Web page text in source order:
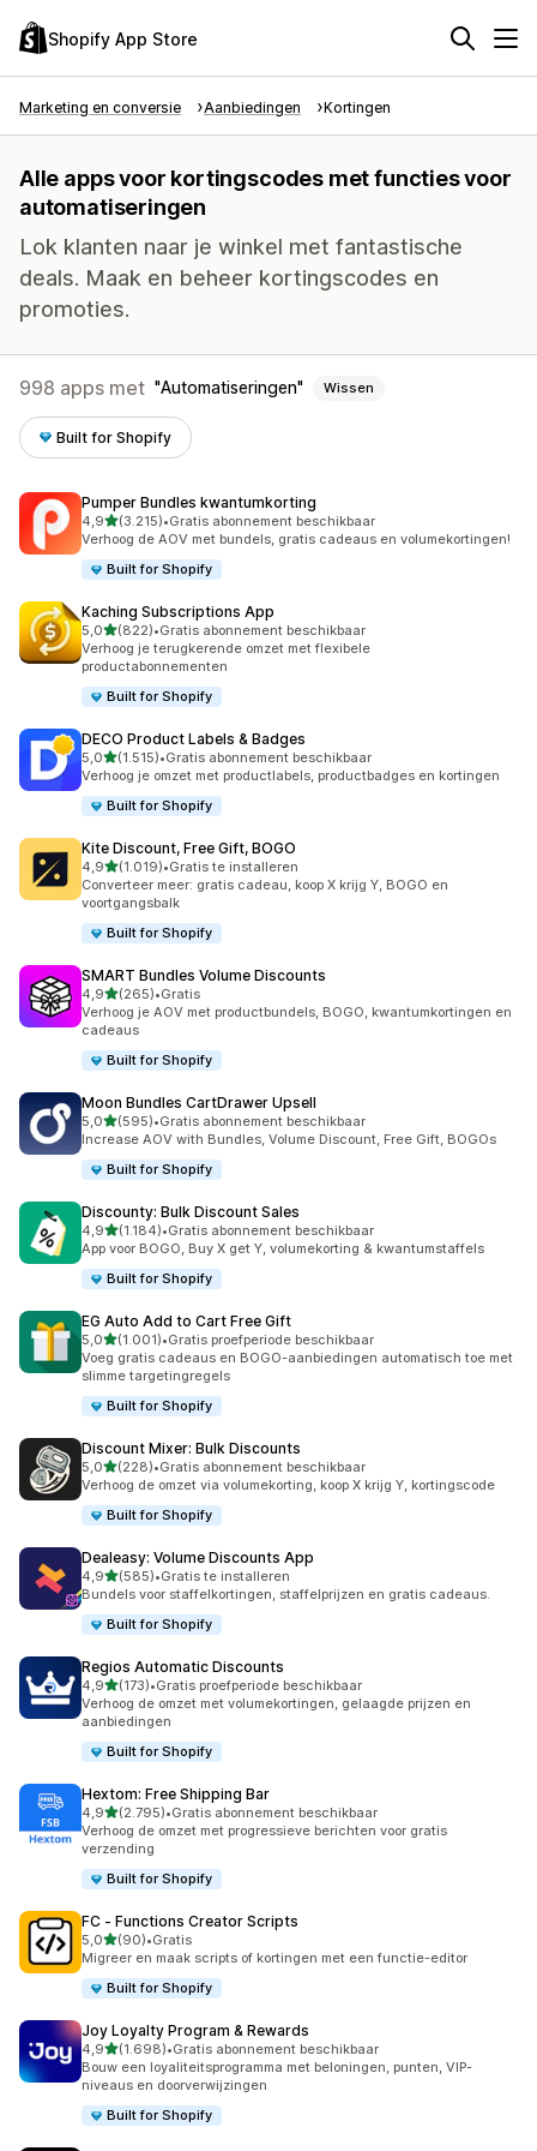
Shopify App Store
Marketing en conversie Aanbiedingen Kortingen
Alle apps voor kortingscodes met functies voor
automatiseringen
Lok klanten naar je winkel met fantastische
deals. Maak en beheer kortingscodes en
promoties.
998 apps met Automatiseringen Wissen
Built for Shopify
Pumper Bundles kwantumkorting
4,9van 5 sterren
(3.215)
3215 recensies in totaal
•Gratis abonnement beschikbaar
Verhoog de AOV met bundels, gratis cadeaus en volumekortingen!
Built for Shopify
Kaching Subscriptions App
5,0van 5 sterren
(822)
822 recensies in totaal
•Gratis abonnement beschikbaar
Verhoog je terugkerende omzet met flexibele
productabonnementen
Built for Shopify
DECO Product Labels & Badges
5,0van 5 sterren
(1.515)
1515 recensies in totaal
•Gratis abonnement beschikbaar
Verhoog je omzet met productlabels, productbadges en kortingen
Built for Shopify
Kite Discount, Free Gift, BOGO
4,9van 5 sterren
(1.019)
1019 recensies in totaal
•Gratis te installeren
Converteer meer: gratis cadeau, koop X krijg Y, BOGO en
voortgangsbalk
Built for Shopify
SMART Bundles Volume Discounts
4,9van 5 sterren
(265)
265 recensies in totaal
•Gratis
Verhoog je AOV met productbundels, BOGO, kwantumkortingen en
cadeaus
Built for Shopify
Moon Bundles CartDrawer Upsell
5,0van 5 sterren
(595)
595 recensies in totaal
•Gratis abonnement beschikbaar
Increase AOV with Bundles, Volume Discount, Free Gift, BOGOs
Built for Shopify
Discounty: Bulk Discount Sales
4,9van 5 sterren
(1.184)
1184 recensies in totaal
•Gratis abonnement beschikbaar
App voor BOGO, Buy X get Y, volumekorting & kwantumstaffels
Built for Shopify
EG Auto Add to Cart Free Gift
5,0van 5 sterren
(1.001)
1001 recensies in totaal
•Gratis proefperiode beschikbaar
Voeg gratis cadeaus en BOGO-aanbiedingen automatisch toe met
slimme targetingregels
Built for Shopify
Discount Mixer: Bulk Discounts
5,0van 5 sterren
(228)
228 recensies in totaal
•Gratis abonnement beschikbaar
Verhoog de omzet via volumekorting, koop X krijg Y, kortingscode
Built for Shopify
Dealeasy: Volume Discounts App
4,9van 5 sterren
(585)
585 recensies in totaal
•Gratis te installeren
Bundels voor staffelkortingen, staffelprijzen en gratis cadeaus.
Built for Shopify
Regios Automatic Discounts
4,9van 5 sterren
(173)
173 recensies in totaal
•Gratis proefperiode beschikbaar
Verhoog de omzet met volumekortingen, gelaagde prijzen en
aanbiedingen
Built for Shopify
Hextom: Free Shipping Bar
4,9van 5 sterren
(2.795)
2795 recensies in totaal
•Gratis abonnement beschikbaar
Verhoog de omzet met progressieve berichten voor gratis
verzending
Built for Shopify
FC ‑ Functions Creator Scripts
5,0van 5 sterren
(90)
90 recensies in totaal
•Gratis
Migreer en maak scripts of kortingen met een functie-editor
Built for Shopify
Joy Loyalty Program & Rewards
4,9van 5 sterren
(1.698)
1698 recensies in totaal
•Gratis abonnement beschikbaar
Bouw een loyaliteitsprogramma met beloningen, punten, VIP-
niveaus en doorverwijzingen
Built for Shopify